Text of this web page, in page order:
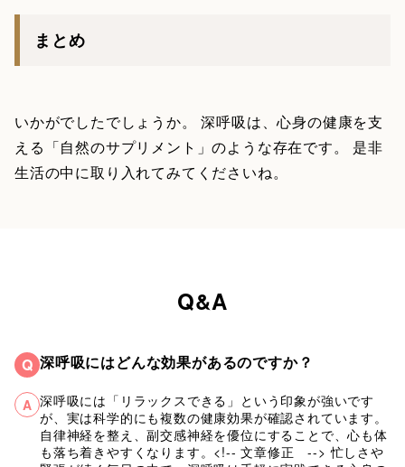
まとめ
いかがでしたでしょうか。 深呼吸は、心身の健康を支
える「自然のサプリメント」のような存在です。 是非
生活の中に取り入れてみてくださいね。
Q&A
Q 深呼吸にはどんな効果があるのですか？
A 深呼吸には「リラックスできる」という印象が強いです
が、実は科学的にも複数の健康効果が確認されています。
自律神経を整え、副交感神経を優位にすることで、心も体
も落ち着きやすくなります。<!-- 文章修正 --> 忙しさや